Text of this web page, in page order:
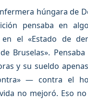
húngara de
pensaba en
el «Estado de
Bruselas».
y su sueldo
— contra el
no mejoró. Eso